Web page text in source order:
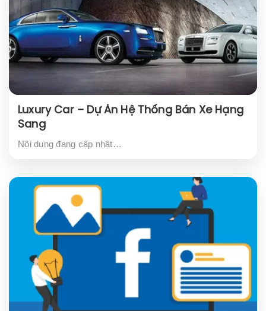
Luxury Car – Dự Án Hệ Thống Bán Xe Hạng
Sang
Nội dung đang cập nhật…